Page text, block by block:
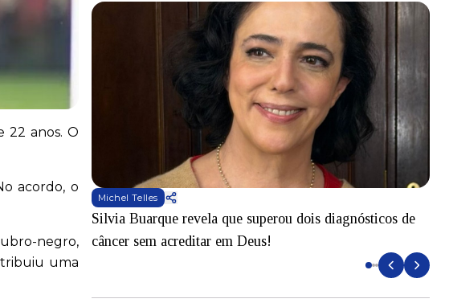
22 anos. O
acordo, o
negro,
uma
Michel Telles
Silvia Buarque revela que superou dois diagnósticos de
câncer sem acreditar em Deus!